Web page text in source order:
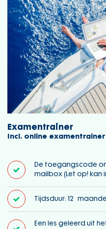
Examentrainer
Incl. online
De toegangscode
mailbox (Let op! kan
Tijdsduur: 12
Een les geleerd uit